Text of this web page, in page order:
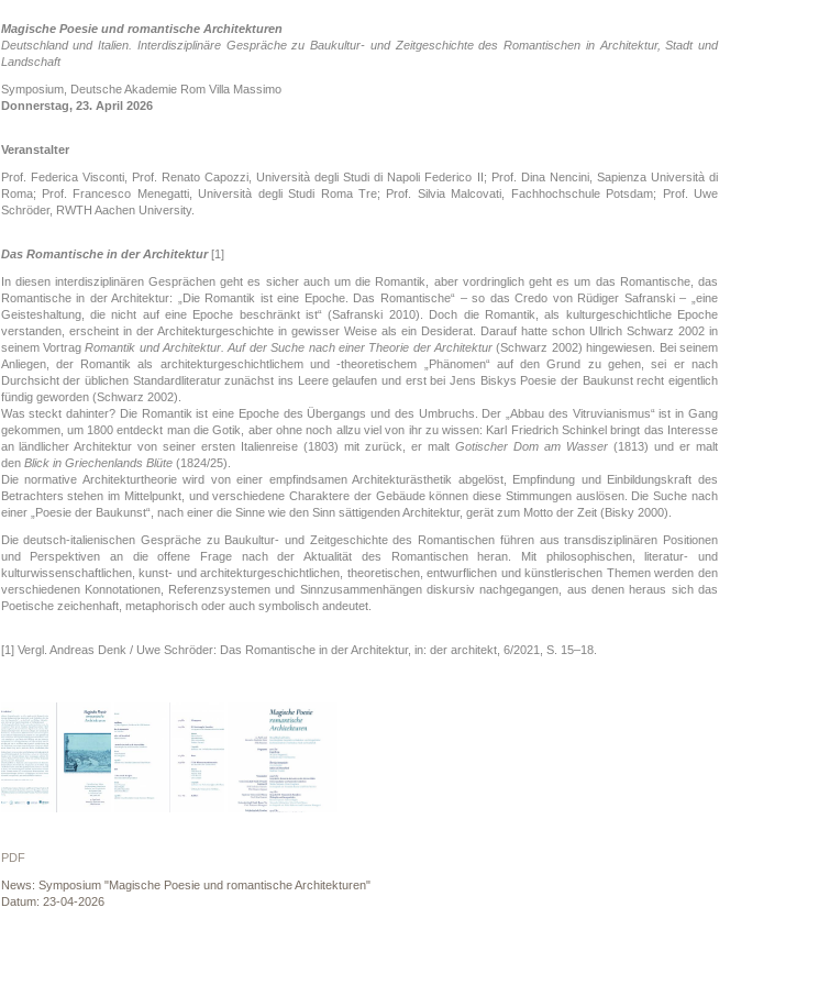
Magische Poesie und romantische Architekturen
Deutschland und Italien. Interdisziplinäre Gespräche zu Baukultur- und Zeitgeschichte des Romantischen in Architektur, Stadt und
Landschaft
Symposium, Deutsche Akademie Rom Villa Massimo
Donnerstag, 23. April 2026
Veranstalter
Prof. Federica Visconti, Prof. Renato Capozzi, Università degli Studi di Napoli Federico II; Prof. Dina Nencini, Sapienza Università di
Roma; Prof. Francesco Menegatti, Università degli Studi Roma Tre; Prof. Silvia Malcovati, Fachhochschule Potsdam; Prof. Uwe
Schröder, RWTH Aachen University.
Das Romantische in der Architektur[1]
In diesen interdisziplinären Gesprächen geht es sicher auch um die Romantik, aber vordringlich geht es um das Romantische, das
Romantische in der Architektur: „Die Romantik ist eine Epoche. Das Romantische“ – so das Credo von Rüdiger Safranski – „eine
Geisteshaltung, die nicht auf eine Epoche beschränkt ist“ (Safranski 2010). Doch die Romantik, als kulturgeschichtliche Epoche
verstanden, erscheint in der Architekturgeschichte in gewisser Weise als ein Desiderat. Darauf hatte schon Ullrich Schwarz 2002 in
seinem VortragRomantik und Architektur. Auf der Suche nach einer Theorie der Architektur(Schwarz 2002) hingewiesen. Bei seinem
Anliegen, der Romantik als architekturgeschichtlichem und -theoretischem „Phänomen“ auf den Grund zu gehen, sei er nach
Durchsicht der üblichen Standardliteratur zunächst ins Leere gelaufen und erst bei Jens Biskys Poesie der Baukunst recht eigentlich
fündig geworden (Schwarz 2002).
Was steckt dahinter? Die Romantik ist eine Epoche des Übergangs und des Umbruchs. Der „Abbau des Vitruvianismus“ ist in Gang
gekommen, um 1800 entdeckt man die Gotik, aber ohne noch allzu viel von ihr zu wissen: Karl Friedrich Schinkel bringt das Interesse
an ländlicher Architektur von seiner ersten Italienreise (1803) mit zurück, er maltGotischer Dom am Wasser (1813) und er malt
den Blick in Griechenlands Blüte (1824/25).
Die normative Architekturtheorie wird von einer empfindsamen Architekturästhetik abgelöst, Empfindung und Einbildungskraft des
Betrachters stehen im Mittelpunkt, und verschiedene Charaktere der Gebäude können diese Stimmungen auslösen. Die Suche nach
einer „Poesie der Baukunst“, nach einer die Sinne wie den Sinn sättigenden Architektur, gerät zum Motto der Zeit (Bisky 2000).
Die deutsch-italienischen Gespräche zu Baukultur- und Zeitgeschichte des Romantischen führen aus transdisziplinären Positionen
und Perspektiven an die offene Frage nach der Aktualität des Romantischen heran. Mit philosophischen, literatur- und
kulturwissenschaftlichen, kunst- und architekturgeschichtlichen, theoretischen, entwurflichen und künstlerischen Themen werden den
verschiedenen Konnotationen, Referenzsystemen und Sinnzusammenhängen diskursiv nachgegangen, aus denen heraus sich das
Poetische zeichenhaft, metaphorisch oder auch symbolisch andeutet.
[1] Vergl. Andreas Denk / Uwe Schröder: Das Romantische in der Architektur, in: der architekt, 6/2021, S. 15–18.
PDF
News: Symposium "Magische Poesie und romantische Architekturen"
Datum: 23-04-2026